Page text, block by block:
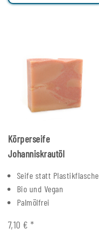
Körperseife
Johanniskrautöl
Seife statt Plastikflasche
Bio und Vegan
Palmölfrei
7,10 €*